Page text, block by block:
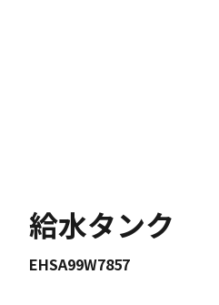
給水タンク
EHSA99W7857